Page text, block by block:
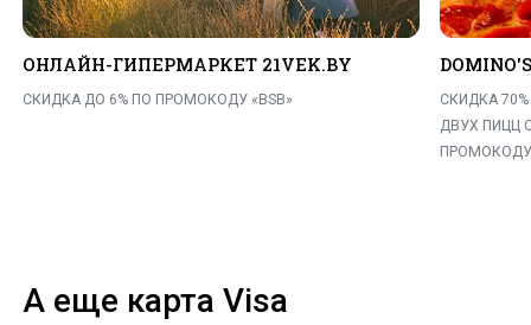
ОНЛАЙН-ГИПЕРМАРКЕТ 21VEK.BY
СКИДКА ДО 6% ПО ПРОМОКОДУ «BSB»
СКИДКА
ДВУХ ПИЦЦ
ПРОМОКОДУ
А еще карта Visa